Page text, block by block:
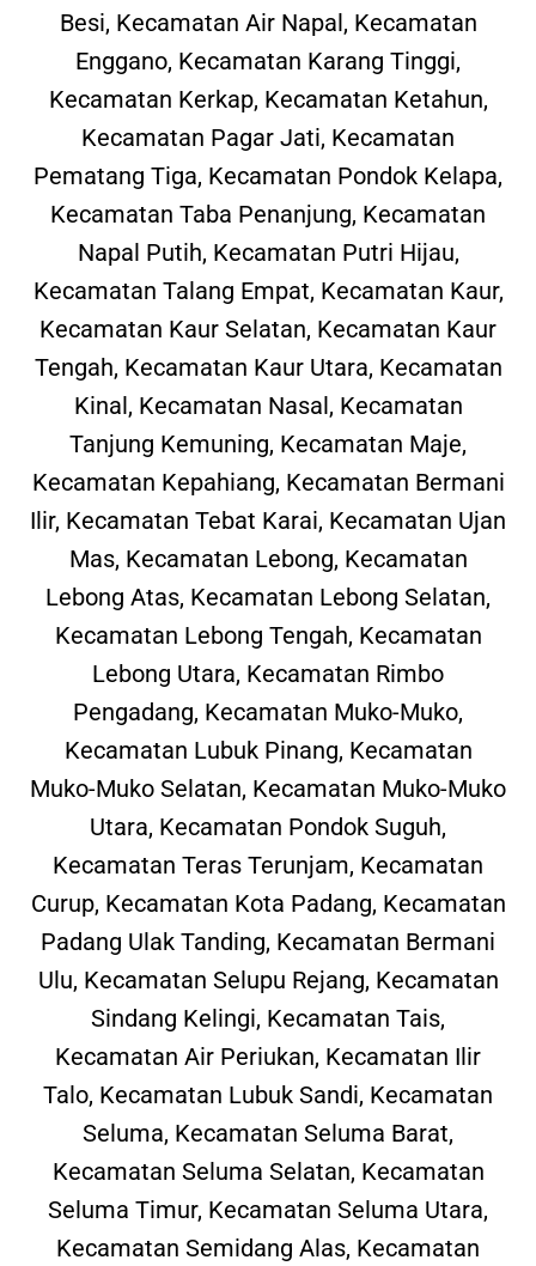
Besi, Kecamatan Air Napal, Kecamatan
Enggano, Kecamatan Karang Tinggi,
Kecamatan Kerkap, Kecamatan Ketahun,
Kecamatan Pagar Jati, Kecamatan
Pematang Tiga, Kecamatan Pondok Kelapa,
Kecamatan Taba Penanjung, Kecamatan
Napal Putih, Kecamatan Putri Hijau,
Kecamatan Talang Empat, Kecamatan Kaur,
Kecamatan Kaur Selatan, Kecamatan Kaur
Tengah, Kecamatan Kaur Utara, Kecamatan
Kinal, Kecamatan Nasal, Kecamatan
Tanjung Kemuning, Kecamatan Maje,
Kecamatan Kepahiang, Kecamatan Bermani
Ilir, Kecamatan Tebat Karai, Kecamatan Ujan
Mas, Kecamatan Lebong, Kecamatan
Lebong Atas, Kecamatan Lebong Selatan,
Kecamatan Lebong Tengah, Kecamatan
Lebong Utara, Kecamatan Rimbo
Pengadang, Kecamatan Muko-Muko,
Kecamatan Lubuk Pinang, Kecamatan
Muko-Muko Selatan, Kecamatan Muko-Muko
Utara, Kecamatan Pondok Suguh,
Kecamatan Teras Terunjam, Kecamatan
Curup, Kecamatan Kota Padang, Kecamatan
Padang Ulak Tanding, Kecamatan Bermani
Ulu, Kecamatan Selupu Rejang, Kecamatan
Sindang Kelingi, Kecamatan Tais,
Kecamatan Air Periukan, Kecamatan Ilir
Talo, Kecamatan Lubuk Sandi, Kecamatan
Seluma, Kecamatan Seluma Barat,
Kecamatan Seluma Selatan, Kecamatan
Seluma Timur, Kecamatan Seluma Utara,
Kecamatan Semidang Alas, Kecamatan